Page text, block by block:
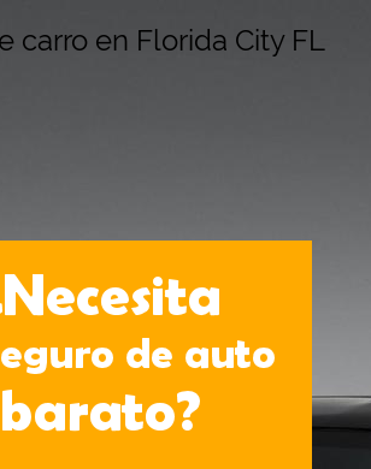
carro en Florida City FL